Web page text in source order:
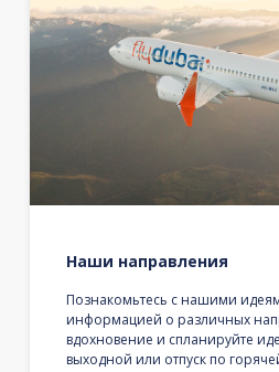
Наши направления
Познакомьтесь с нашими
информацией о различных
вдохновение и спланируйте
выходной или отпуск по